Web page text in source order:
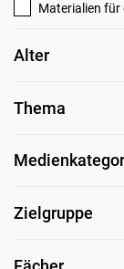
Materialien für
Alter
Thema
Zielgruppe